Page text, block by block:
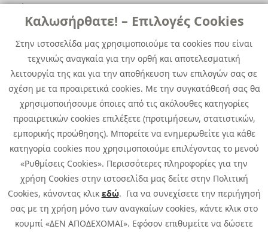
Καλωσήρθατε! – Επιλογές Cookies
Στην ιστοσελίδα μας χρησιμοποιούμε τα cookies που είναι
τεχνικώς αναγκαία για την ορθή και αποτελεσματική
λειτουργία της και για την αποθήκευση των επιλογών σας σε
σχέση με τα προαιρετικά cookies. Με την συγκατάθεσή σας θα
χρησιμοποιήσουμε όποιες από τις ακόλουθες κατηγορίες
προαιρετικών cookies επιλέξετε (προτιμήσεων, στατιστικών,
εμπορικής προώθησης). Μπορείτε να ενημερωθείτε για κάθε
κατηγορία cookies που χρησιμοποιούμε επιλέγοντας το μενού
«Ρυθμίσεις Cookies». Περισσότερες πληροφορίες για την
χρήση Cookies στην ιστοσελίδα μας δείτε στην Πολιτική
Cookies, κάνοντας κλικ εδώ. Για να συνεχίσετε την περιήγησή
σας με τη χρήση μόνο των αναγκαίων cookies, κάντε κλικ στο
κουμπί «ΔΕΝ ΑΠΟΔΕΧΟΜΑΙ». Εφόσον επιθυμείτε να δώσετε
Χρήσιμα
Χρήσιμα
Επικοινωνία
Media Kit
Καριέρα
Όμιλος Quest
Site Map